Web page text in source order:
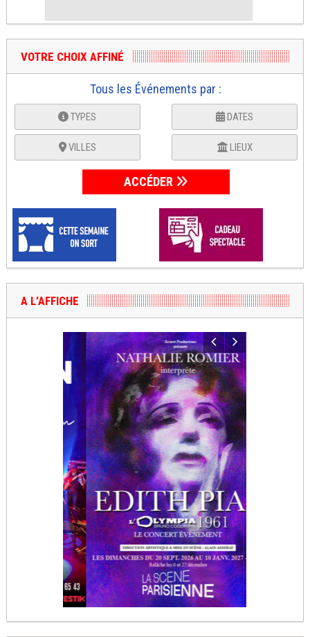
VOTRE CHOIX AFFINÉ
Tous les Événements par :
TYPES DATES
VILLES LIEUX
ACCÉDER
A L’AFFICHE